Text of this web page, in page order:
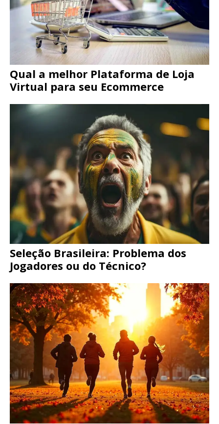
Qual a melhor Plataforma de Loja
Virtual para seu Ecommerce
Seleção Brasileira: Problema dos
Jogadores ou do Técnico?